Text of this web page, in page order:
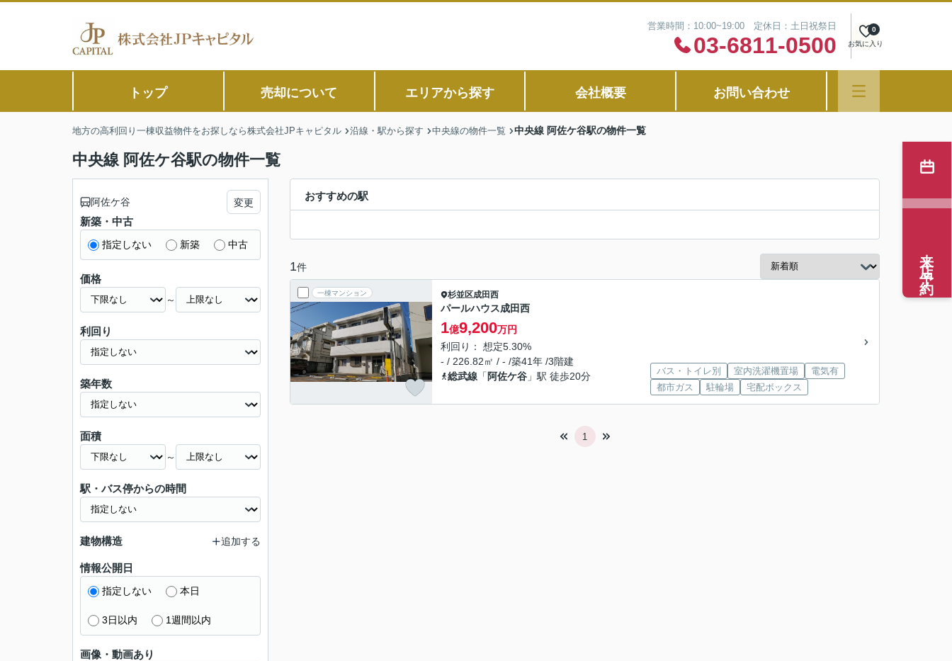
営業時間：10:00~19:00 定休日：土日祝祭日
03-6811-0500 お気に入り
0
トップ 売却について エリアから探す 会社概要 お問い合わせ
地方の高利回り一棟収益物件をお探しなら株式会社JPキャピタル 沿線・駅から探す 中央線の物件一覧 中央線 阿佐ケ谷駅の物件一覧
中央線 阿佐ケ谷駅の物件一覧
おすすめの駅
1件
一棟マンション 杉並区成田西
パールハウス成田西
1億9,200万円
利回り： 想定5.30%
- / 226.82㎡ / - /築41年 /3階建
総武線 「 阿佐ケ谷 」駅 徒歩20分 バス・トイレ別 室内洗濯機置場
電気有
都市ガス
駐輪場 宅配ボックス
1
阿佐ケ谷 変更
新築・中古
指定しない 新築 中古
価格
～
利回り
築年数
面積
～
駅・バス停からの時間
建物構造 追加する
情報公開日
指定しない 本日
3日以内 1週間以内
画像・動画あり
来店予約